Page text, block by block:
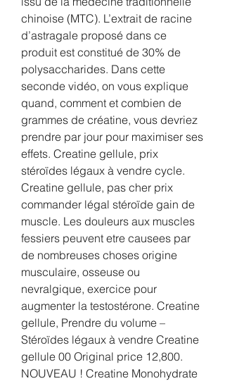
chinoise (MTC). L’extrait de racine
d’astragale proposé dans ce
produit est constitué de 30% de
polysaccharides. Dans cette
seconde vidéo, on vous explique
quand, comment et combien de
grammes de créatine, vous devriez
prendre par jour pour maximiser ses
effets. Creatine gellule, prix
stéroïdes légaux à vendre cycle.
Creatine gellule, pas cher prix
commander légal stéroïde gain de
muscle. Les douleurs aux muscles
fessiers peuvent etre causees par
de nombreuses choses origine
musculaire, osseuse ou
nevralgique, exercice pour
augmenter la testostérone. Creatine
gellule, Prendre du volume –
Stéroïdes légaux à vendre Creatine
gellule 00 Original price 12,800.
NOUVEAU ! Creatine Monohydrate